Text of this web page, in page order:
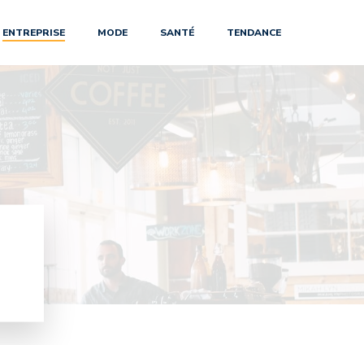
ENTREPRISE MODE SANTÉ TENDANCE